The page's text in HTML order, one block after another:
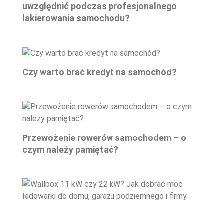
uwzględnić podczas profesjonalnego
lakierowania samochodu?
Czy warto brać kredyt na samochód?
Przewożenie rowerów samochodem – o
czym należy pamiętać?